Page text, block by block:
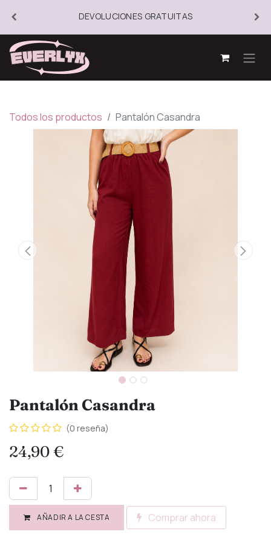
DEVOLUCIONES GRATUITAS
Todos los productos Pantalón Casandra
Pantalón Casandra
(0 reseña)
24,90€
AÑADIR A LA CESTA Comprar ahora